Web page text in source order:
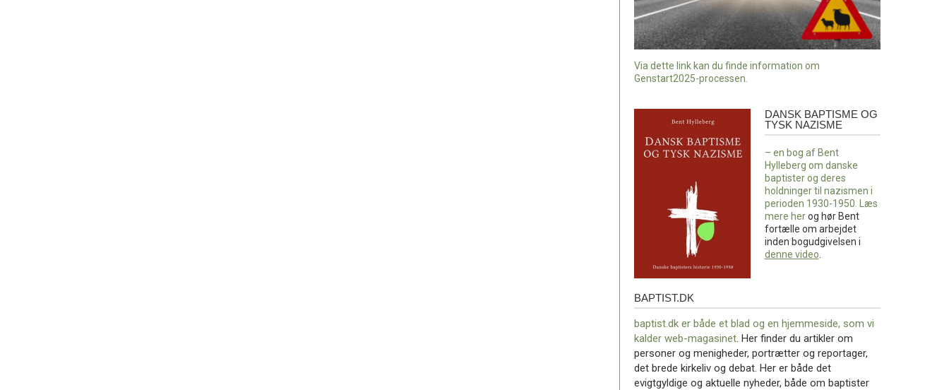
Via dette link kan du finde information om
Genstart2025-processen.
tysk
DANSK BAPTISME OG
TYSK NAZISME
– en bog af Bent
Hylleberg om danske
baptister og deres
holdninger til nazismen i
perioden 1930-1950. Læs
mere herog hør Bent
fortælle om arbejdet
inden bogudgivelsen i
denne video.
baptist.dk
BAPTIST.DK
baptist.dk er både et blad og en hjemmeside, som vi
kalder web-magasinet . Her finder du artikler om
personer og menigheder, portrætter og reportager,
det brede kirkeliv og debat. Her er både det
evigtgyldige og aktuelle nyheder, både om baptister